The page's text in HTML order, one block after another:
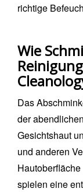
richtige
Wie
Das
der
Gesichtshaut
und anderen
spielen eine